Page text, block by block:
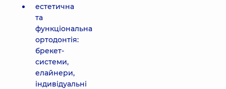
естетична
та
функціональна
ортодонтія:
брекет-
системи,
елайнери,
індивідуальні